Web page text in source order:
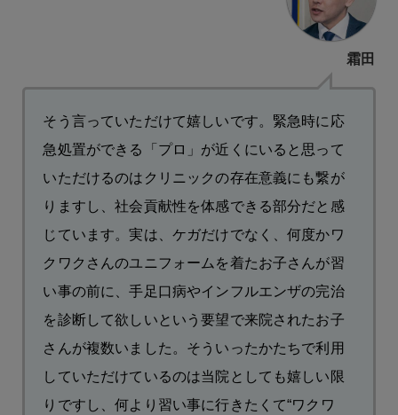
霜田
そう言っていただけて嬉しいです。緊急時に応
急処置ができる「プロ」が近くにいると思って
いただけるのはクリニックの存在意義にも繋が
りますし、社会貢献性を体感できる部分だと感
じています。実は、ケガだけでなく、何度かワ
クワクさんのユニフォームを着たお子さんが習
い事の前に、手足口病やインフルエンザの完治
を診断して欲しいという要望で来院されたお子
さんが複数いました。そういったかたちで利用
していただけているのは当院としても嬉しい限
りですし、何より習い事に行きたくて“ワクワ